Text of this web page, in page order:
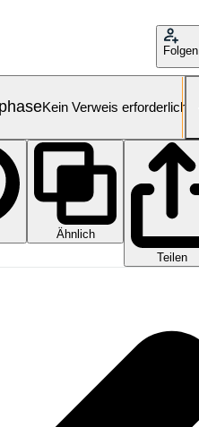
Folgen
Kein Verweis erforderlich
Ähnlich
Teilen